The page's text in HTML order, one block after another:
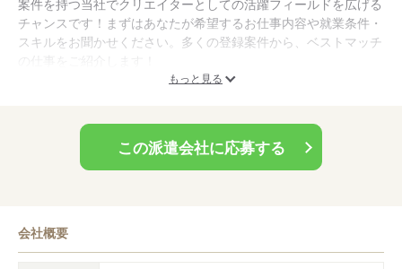
案件を持つ当社でクリエイターとしての活躍フィールドを広げる
チャンスです！まずはあなたが希望するお仕事内容や就業条件・
スキルをお聞かせください。多くの登録案件から、ベストマッチ
主な紹介先：広告代理店、制作会社、印刷会社、メーカー等のイ
もっと見る
この派遣会社に応募する
会社概要